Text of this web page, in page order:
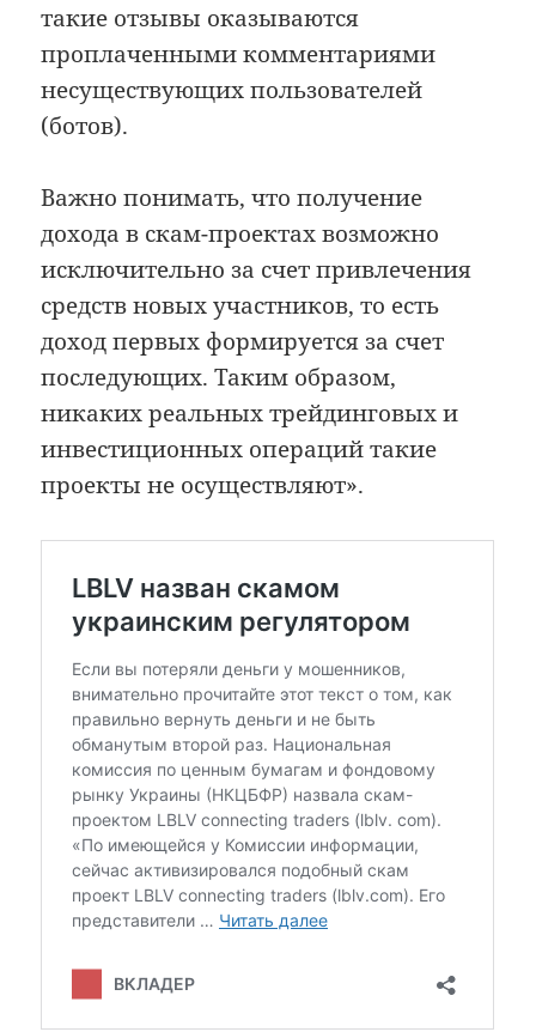
такие отзывы оказываются
проплаченными комментариями
несуществующих пользователей
(ботов).
Важно понимать, что получение
дохода в скам-проектах возможно
исключительно за счет привлечения
средств новых участников, то есть
доход первых формируется за счет
последующих. Таким образом,
никаких реальных трейдинговых и
инвестиционных операций такие
проекты не осуществляют».